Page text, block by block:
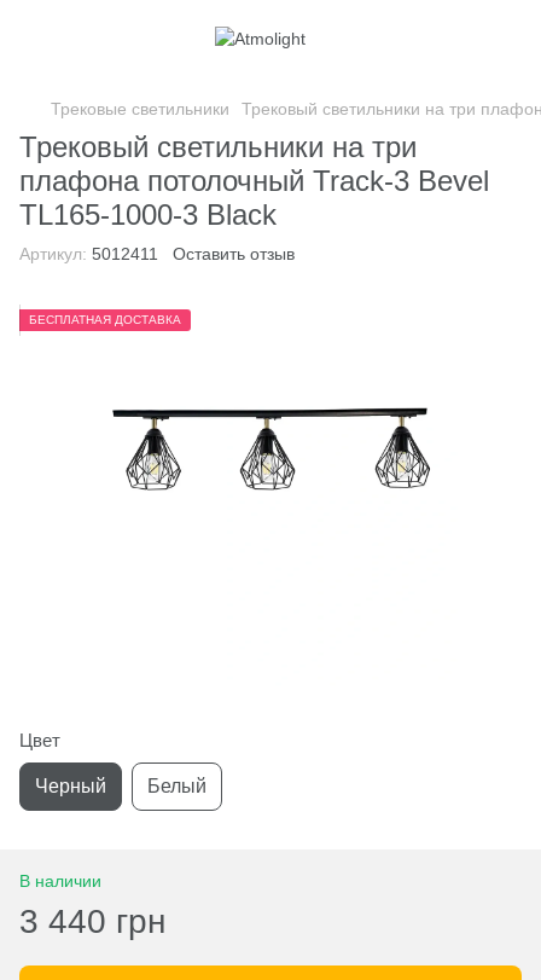
Трековые светильники Трековый светильники на три
Трековый светильники на три
плафона потолочный Track-3 Bevel
TL165-1000-3 Black
Артикул: 5012411 Оставить отзыв
БЕСПЛАТНАЯ ДОСТАВКА
Цвет
Черный Белый
В наличии
3 440 грн